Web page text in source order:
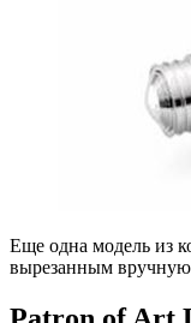
Еще одна модель из
вырезанным